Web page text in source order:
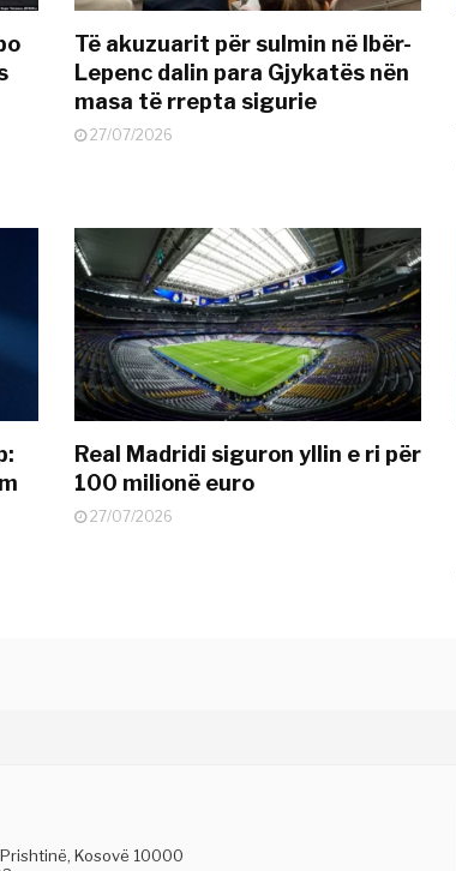
Të akuzuarit për sulmin në Ibër-
Lepenc dalin para Gjykatës nën
masa të rrepta sigurie
27/07/2026
Real Madridi siguron yllin e ri për
100 milionë euro
27/07/2026
Kosovë 10000